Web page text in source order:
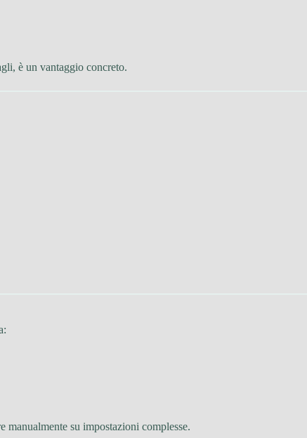
è un vantaggio concreto.
manualmente su impostazioni complesse.